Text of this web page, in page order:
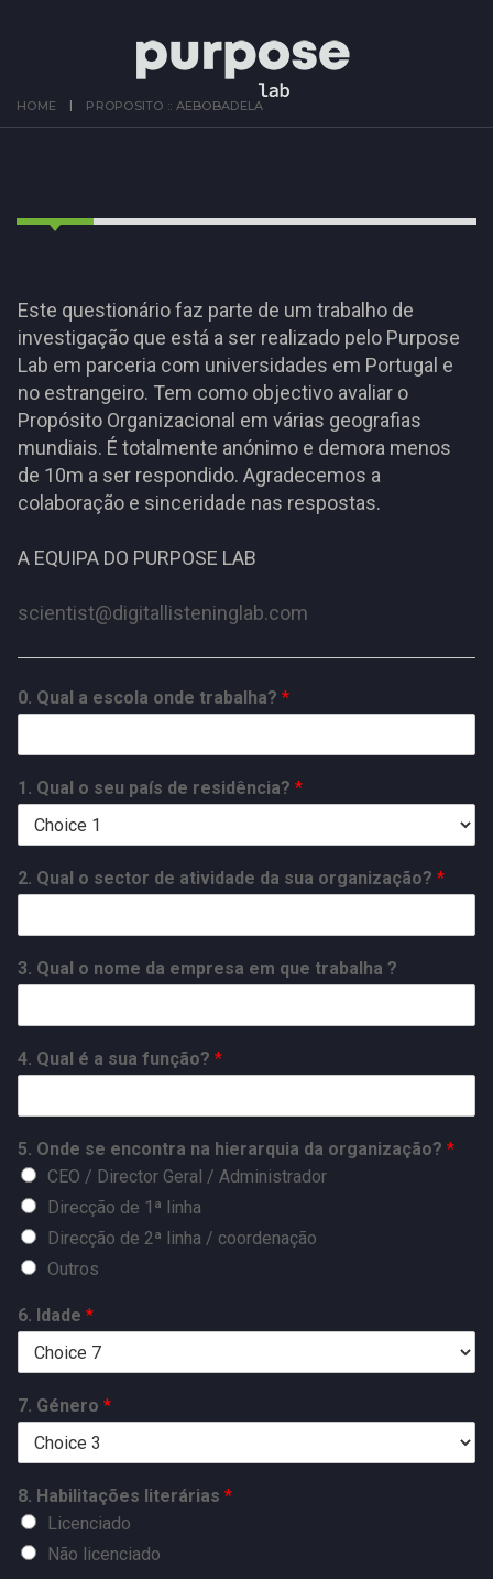
HOME PROPOSITO :: AEBOBADELA
Este questionário faz parte de um trabalho de
investigação que está a ser realizado pelo Purpose
Lab em parceria com universidades em Portugal e
no estrangeiro. Tem como objectivo avaliar o
Propósito Organizacional em várias geografias
mundiais. É totalmente anónimo e demora menos
de 10m a ser respondido. Agradecemos a
colaboração e sinceridade nas respostas.
A EQUIPA DO PURPOSE LAB
scientist@digitallisteninglab.com
0. Qual a escola onde trabalha? *
1. Qual o seu país de residência? *
2. Qual o sector de atividade da sua organização? *
3. Qual o nome da empresa em que trabalha ?
4. Qual é a sua função? *
5. Onde se encontra na hierarquia da organização? *
CEO / Director Geral / Administrador
Direcção de 1ª linha
Direcção de 2ª linha / coordenação
Outros
6. Idade *
7. Género *
8. Habilitações literárias *
Licenciado
Não licenciado